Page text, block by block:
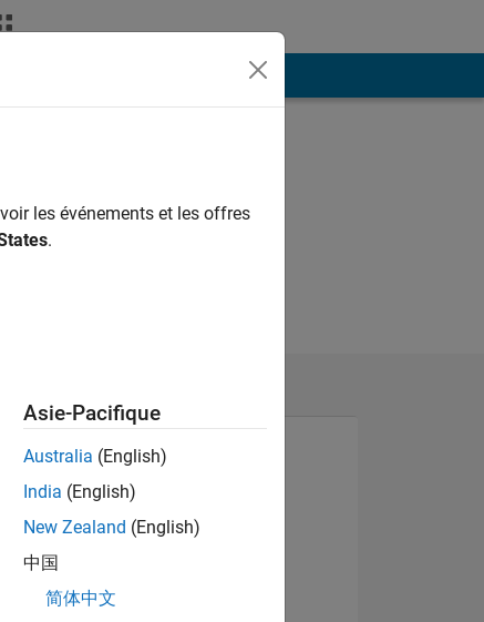
les événements et les offres
.
Asie-Pacifique
Australia (English)
India (English)
New Zealand (English)
中国
简体中文